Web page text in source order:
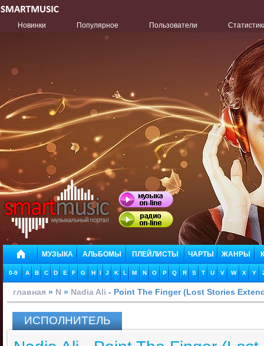
Новинки Популярное Пользователи
МУЗЫКА АЛЬБОМЫ ПЛЕЙЛИСТЫ ЧАРТЫ ЖАНРЫ
0-9 A B C D E F G H I J K L M N O P Q R S T U V W X Y
главная » N » Nadia Ali - Point The Finger (Lost Stories
ИСПОЛНИТЕЛЬ